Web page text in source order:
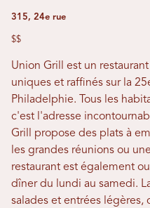
315, 24e rue
$$
Union Grill est un
uniques et raffinés sur la
Philadelphie. Tous les
c'est l'adresse
Grill propose des plats à
les grandes réunions ou
restaurant est également
dîner du lundi au samedi.
salades et entrées légères,